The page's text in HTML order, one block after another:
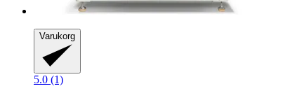
Varukorg
5.0 (1)